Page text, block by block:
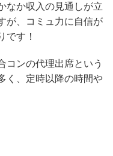
なか収入の見通しが立
が、コミュ力に自信が
です！
コンの代理出席という
く、定時以降の時間や